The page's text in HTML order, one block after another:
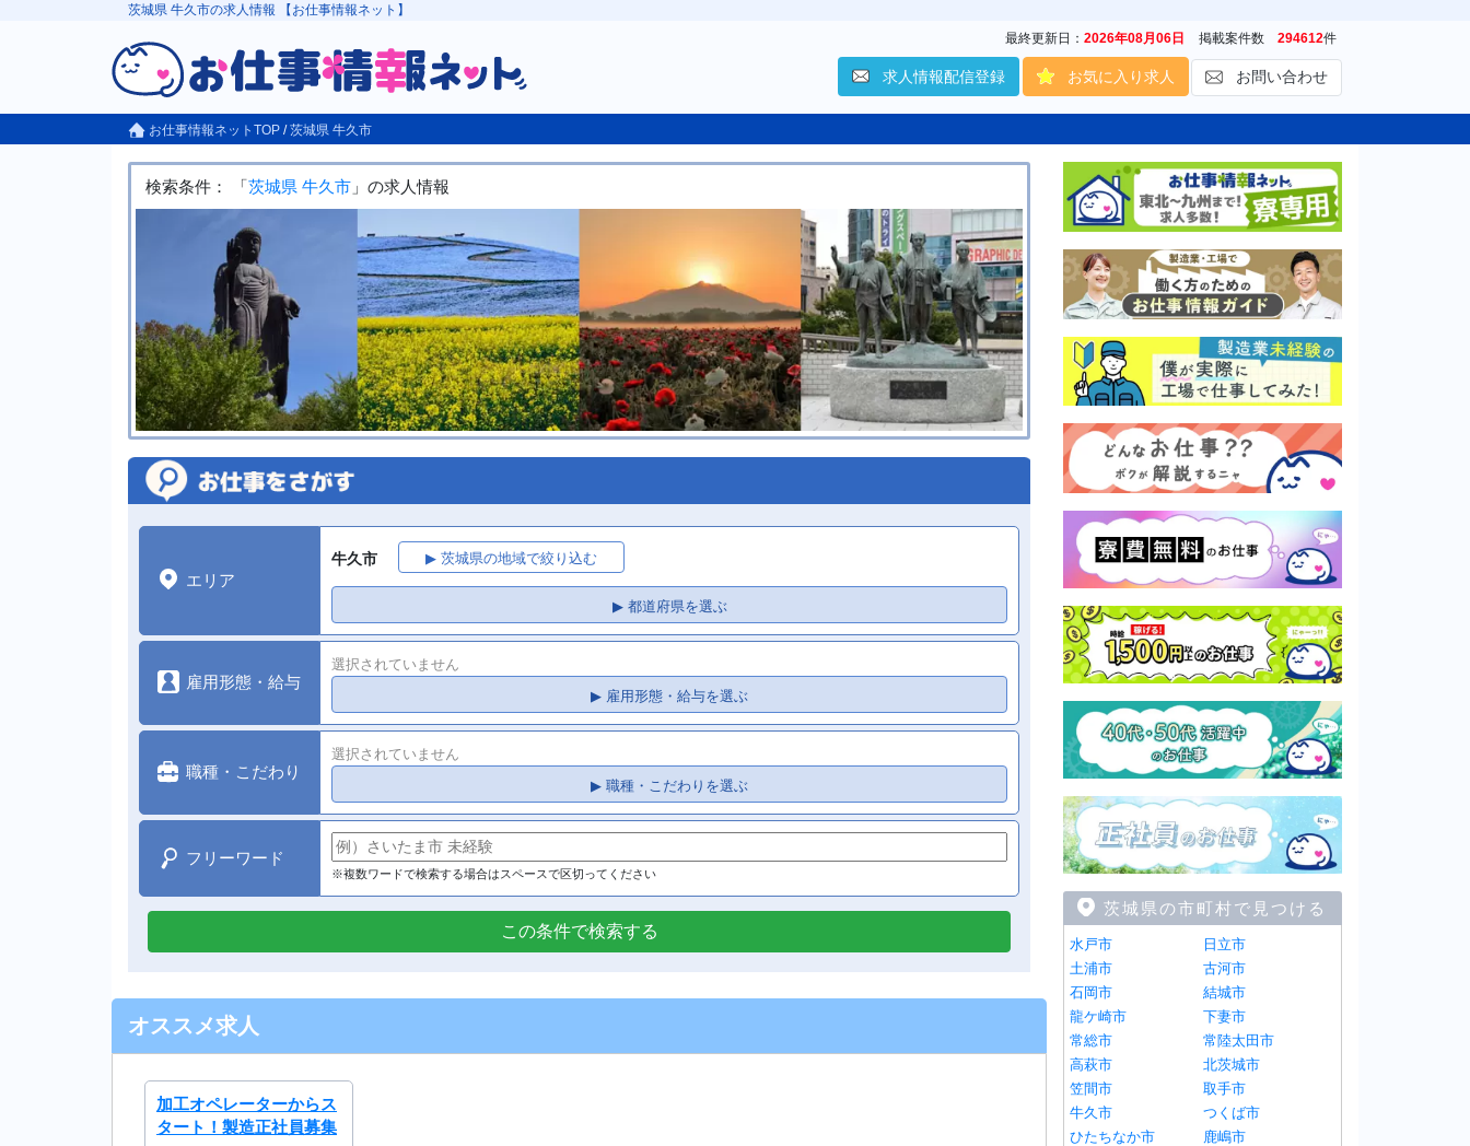
茨城県 牛久市の求人情報 【お仕事情報ネット】
最終更新日： 2026年08月06日 掲載案件数 294612件
求人情報配信登録 お気に入り求人 お問い合わせ
お仕事情報ネットTOP /茨城県 牛久市
検索条件： 「 茨城県 牛久市 」の求人情報
エリア
牛久市 ▶ 茨城県の地域で絞り込む
▶ 都道府県を選ぶ
雇用形態・給与
選択されていません
▶ 雇用形態・給与を選ぶ
職種・こだわり
選択されていません
▶ 職種・こだわりを選ぶ
フリーワード
※複数ワードで検索する場合はスペースで区切ってください
この条件で検索する
オススメ求人
加工オペレーターからス
タート！製造正社員募集
茨城県の市町村で見つける
水戸市
日立市
土浦市
古河市
石岡市
結城市
龍ケ崎市
下妻市
常総市
常陸太田市
高萩市
北茨城市
笠間市
取手市
牛久市
つくば市
ひたちなか市
鹿嶋市